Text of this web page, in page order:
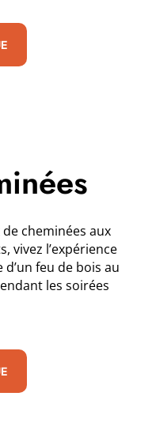
cheminées aux
vivez l’expérience
feu de bois au
les soirées